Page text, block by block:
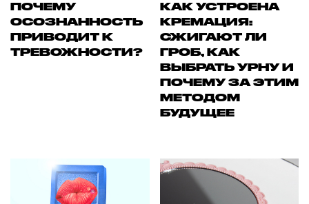
ПОЧЕМУ
ОСОЗНАННОСТЬ
ПРИВОДИТ К
ТРЕВОЖНОСТИ?
КАК УСТРОЕНА
КРЕМАЦИЯ:
СЖИГАЮТ ЛИ
ГРОБ, КАК
ВЫБРАТЬ УРНУ И
ПОЧЕМУ ЗА ЭТИМ
МЕТОДОМ
БУДУЩЕЕ